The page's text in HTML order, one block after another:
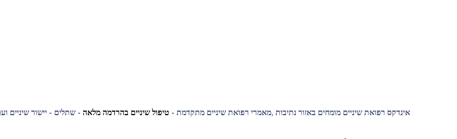
אינדקס רפואת שיניים מומחים באזור נתיבות ,מאמרי רפואת שיניים מתקדמת - טיפול שיניים בהרדמה מלאה - שתלים - יישור שיניים